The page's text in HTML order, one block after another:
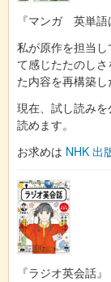
『マンガ 英単語
私が原作を担当
て感じたたのし
た内容を再構築し
現在、試し読みを
読めます。
お求めは NHK 出
『ラジオ英会話』